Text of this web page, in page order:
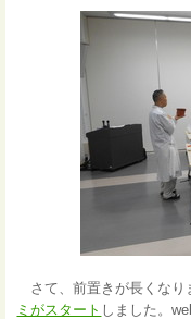
さて、前置きが長くなり
ミがスタート しました。